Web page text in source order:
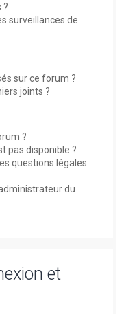
?
surveillances de
sur ce forum ?
joints ?
?
pas disponible ?
questions légales
du
et